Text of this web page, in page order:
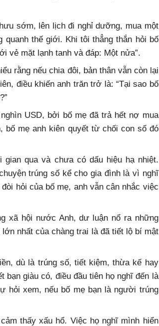
sớm, lên lịch đi nghỉ dưỡng, mua một
thế giới. Khi tôi thẳng thắn hỏi bố
vẻ mặt lạnh tanh và đáp: Một nửa”.
rằng nếu chia đôi, bản thân vẫn còn lại
điều khiến anh trăn trở là: “Tại sao bố
USD, bởi bố mẹ đã trả hết nợ mua
bố mẹ anh kiên quyết từ chối con số đó
qua và chưa có dấu hiệu hạ nhiệt.
trúng số kể cho gia đình là vì nghĩ
hỏi của bố mẹ, anh vẫn cân nhắc việc
xã hội nước Anh, dư luận nổ ra những
nhất của chàng trai là đã tiết lộ bí mật
dù là trúng số, tiết kiệm, thừa kế hay
giàu có, điều đầu tiên họ nghĩ đến là
hỏi xem, nếu bố mẹ bạn là người trúng
thấy xấu hổ. Việc họ nghĩ mình hiển